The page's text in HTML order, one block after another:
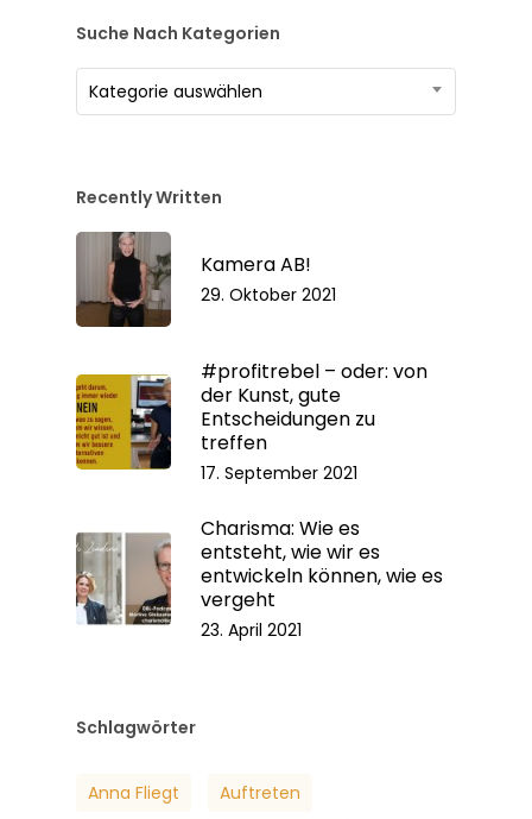
Suche Nach Kategorien
Suche
nach
Kategorie auswählen
Recently Written
Kamera AB!
29. Oktober 2021
#profitrebel – oder: von
der Kunst, gute
Entscheidungen zu
treffen
17. September 2021
Charisma: Wie es
entsteht, wie wir es
entwickeln können, wie es
vergeht
23. April 2021
Schlagwörter
Anna Fliegt Auftreten